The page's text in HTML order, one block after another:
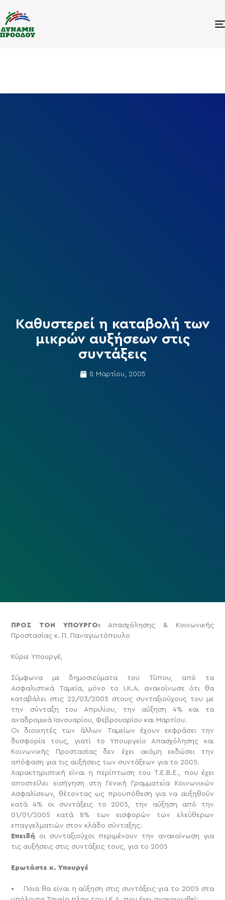
Καθυστερεί η καταβολή των
μικρών αυξήσεων στις
συντάξεις
8 Μαρτίου, 2005
ΠΡΟΣ ΤΟΝ ΥΠΟΥΡΓΟ: Απασχόλησης & Κοινωνικής
Προστασίας κ. Π. Παναγιωτόπουλο
Κύριε Υπουργέ,
Σύμφωνα με δημοσιεύματα του Τύπου, από τα
Ασφαλιστικά Ταμεία, μόνο το Ι.Κ.Α. ανακοίνωσε ότι θα
καταβάλει στις 22/03/2005 στους συνταξιούχους του με
την σύνταξη του Απριλίου, την αύξηση 4% και τα
αναδρομικά Ιανουαρίου, Φεβρουαρίου και Μαρτίου.
Οι διοικητές των άλλων Ταμείων έχουν εκφράσει την
δυσφορία τους, γιατί το Υπουργείο Απασχόλησης και
Κοινωνικής Προστασίας δεν έχει ακόμη εκδώσει την
απόφαση για τις αυξήσεις των συντάξεων για το 2005.
Χαρακτηριστική είναι η περίπτωση του Τ.Ε.Β.Ε., που έχει
αποστείλει εισήγηση στη Γενική Γραμματεία Κοινωνικών
Ασφαλίσεων, θέτοντας ως προϋπόθεση για να αυξηθούν
κατά 4% οι συντάξεις το 2005, την αύξηση από την
01/01/2005 κατά 8% των εισφορών των ελεύθερων
επαγγελματιών στον κλάδο σύνταξης.
Επειδή οι συνταξιούχοι περιμένουν την ανακοίνωση για
τις αυξήσεις στις συντάξεις τους, για το 2005
Ερωτάστε κ. Υπουργέ
• Ποια θα είναι η αύξηση στις συντάξεις για το 2005 στα